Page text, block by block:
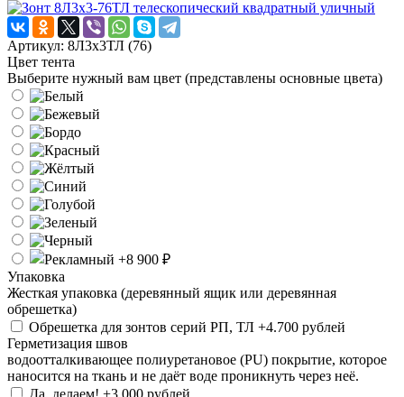
Артикул: 8Л3х3ТЛ (76)
Цвет тента
Выберите нужный вам цвет (представлены основные цвета)
Упаковка
Жесткая упаковка (деревянный ящик или деревянная
обрешетка)
Обрешетка для зонтов серий РП, ТЛ +4.700 рублей
Герметизация швов
водоотталкивающее полиуретановое (PU) покрытие, которое
наносится на ткань и не даёт воде проникнуть через неё.
Да, делаем! +3.000 рублей